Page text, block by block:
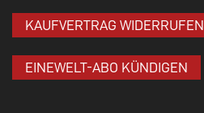
KAUFVERTRAG WIDERRUFEN
EINEWELT-ABO KÜNDIGEN